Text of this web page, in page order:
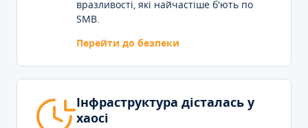
вразливості, які найчастіше б'ють по
SMB.
Перейти до безпеки
Інфраструктура дісталась у
хаосі